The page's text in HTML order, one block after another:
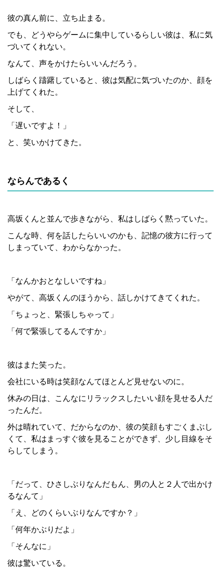
彼の真ん前に、立ち止まる。
でも、どうやらゲームに集中しているらしい彼は、私に気
づいてくれない。
なんて、声をかけたらいいんだろう。
しばらく躊躇していると、彼は気配に気づいたのか、顔を
上げてくれた。
そして、
「遅いですよ！」
と、笑いかけてきた。
ならんであるく
高坂くんと並んで歩きながら、私はしばらく黙っていた。
こんな時、何を話したらいいのかも、記憶の彼方に行って
しまっていて、わからなかった。
「なんかおとなしいですね」
やがて、高坂くんのほうから、話しかけてきてくれた。
「ちょっと、緊張しちゃって」
「何で緊張してるんですか」
彼はまた笑った。
会社にいる時は笑顔なんてほとんど見せないのに。
休みの日は、こんなにリラックスしたいい顔を見せる人だ
ったんだ。
外は晴れていて、だからなのか、彼の笑顔もすごくまぶし
くて、私はまっすぐ彼を見ることができず、少し目線をそ
らしてしまう。
「だって、ひさしぶりなんだもん、男の人と２人で出かけ
るなんて」
「え、どのくらいぶりなんですか？」
「何年かぶりだよ」
「そんなに」
彼は驚いている。